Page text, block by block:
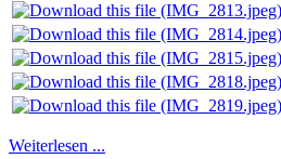
Weiterlesen ...